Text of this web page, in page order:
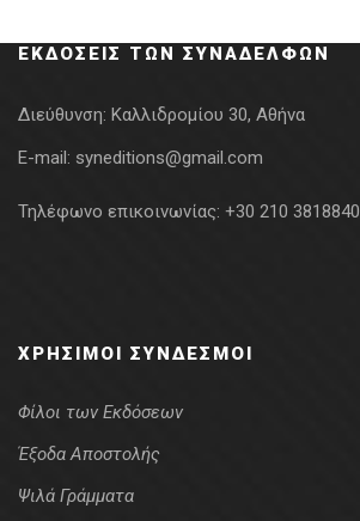
ΕΚΔΌΣΕΙΣ ΤΩΝ ΣΥΝΑΔΈΛΦΩΝ
Διεύθυνση: Καλλιδρομίου 30, Αθήνα
E-mail: syneditions@gmail.com
Τηλέφωνο επικοινωνίας: +30 210 3818840
ΧΡΉΣΙΜΟΙ ΣΎΝΔΕΣΜΟΙ
Φίλοι των Εκδόσεων
Έξοδα Αποστολής
Ψιλά Γράμματα